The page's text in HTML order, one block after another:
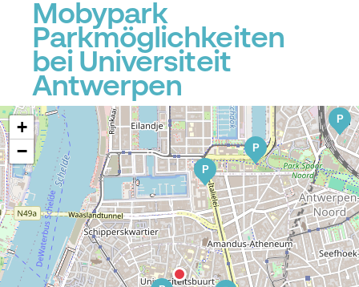
Mobypark
Parkmöglichkeiten
bei Universiteit
Antwerpen
P
P
P
+
−